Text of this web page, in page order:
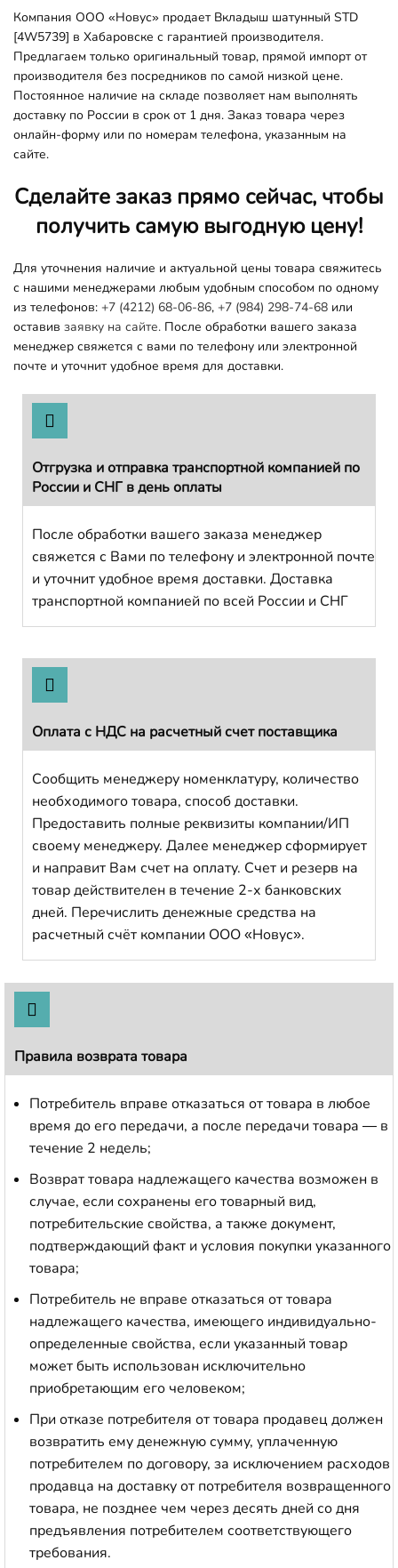
Компания ООО «Новус» продает Вкладыш шатунный STD
[4W5739] в Хабаровске с гарантией производителя.
Предлагаем только оригинальный товар, прямой импорт от
производителя без посредников по самой низкой цене.
Постоянное наличие на складе позволяет нам выполнять
доставку по России в срок от 1 дня. Заказ товара через
онлайн-форму или по номерам телефона, указанным на
сайте.
Сделайте заказ прямо сейчас, чтобы
получить самую выгодную цену!
Для уточнения наличие и актуальной цены товара свяжитесь
с нашими менеджерами любым удобным способом по одному
из телефонов: +7 (4212) 68-06-86, +7 (984) 298-74-68 или
оставив заявку на сайте. После обработки вашего заказа
менеджер свяжется с вами по телефону или электронной
почте и уточнит удобное время для доставки.
Отгрузка и отправка транспортной компанией по
России и СНГ в день оплаты
После обработки вашего заказа менеджер
свяжется с Вами по телефону и электронной почте
и уточнит удобное время доставки. Доставка
транспортной компанией по всей России и СНГ
Оплата с НДС на расчетный счет поставщика
Сообщить менеджеру номенклатуру, количество
необходимого товара, способ доставки.
Предоставить полные реквизиты компании/ИП
своему менеджеру. Далее менеджер сформирует
и направит Вам счет на оплату. Счет и резерв на
товар действителен в течение 2-х банковских
дней. Перечислить денежные средства на
расчетный счёт компании ООО «Новус».
Правила возврата товара
Потребитель вправе отказаться от товара в любое
время до его передачи, а после передачи товара — в
течение 2 недель;
Возврат товара надлежащего качества возможен в
случае, если сохранены его товарный вид,
потребительские свойства, а также документ,
подтверждающий факт и условия покупки указанного
товара;
Потребитель не вправе отказаться от товара
надлежащего качества, имеющего индивидуально-
определенные свойства, если указанный товар
может быть использован исключительно
приобретающим его человеком;
При отказе потребителя от товара продавец должен
возвратить ему денежную сумму, уплаченную
потребителем по договору, за исключением расходов
продавца на доставку от потребителя возвращенного
товара, не позднее чем через десять дней со дня
предъявления потребителем соответствующего
требования.